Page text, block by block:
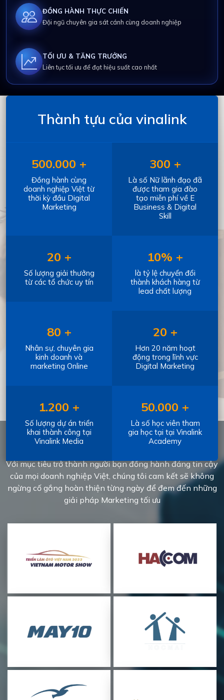
ĐỒNG HÀNH THỰC CHIẾN
Đội ngũ chuyên gia sát cánh cùng doanh nghiệp
TỐI ƯU & TĂNG TRƯỞNG
Liên tục tối ưu để đạt hiệu suất cao nhất
Thành tựu của vinalink
500.000 +
Đồng hành cùng
doanh nghiệp Việt từ
thời kỳ đầu Digital
Marketing
300 +
Là số Nữ lãnh đạo đã
được tham gia đào
tạo miễn phí về E
Business & Digital
Skill
20 +
Số lượng giải thưởng
từ các tổ chức uy tín
10% +
là tỷ lệ chuyển đổi
thành khách hàng từ
lead chất lượng
80 +
Nhân sự, chuyên gia
kinh doanh và
marketing Online
20 +
Hơn 20 năm hoạt
động trong lĩnh vực
Digital Marketing
1.200 +
Số lượng dự án triển
khai thành công tại
Vinalink Media
50.000 +
Là số học viên tham
gia học tại tại Vinalink
Academy
KHÁCH HÀNG
Với mục tiêu trở thành người bạn đồng hành đáng tin cậy
của mọi doanh nghiệp Việt, chúng tôi cam kết sẽ không
ngừng cố gắng hoàn thiện từng ngày để đem đến những
giải pháp Marketing tối ưu